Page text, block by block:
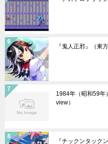
『鬼人正邪』（東
1984年（昭和59年
view）
『チックンタック